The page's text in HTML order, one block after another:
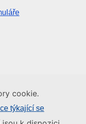
cookie.
týkající se
v sociálních